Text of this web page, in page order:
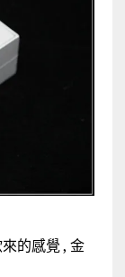
的感覺 , 金